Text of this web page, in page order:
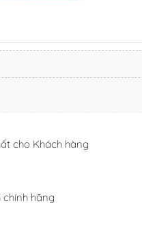
cho Khách hàng
hãng